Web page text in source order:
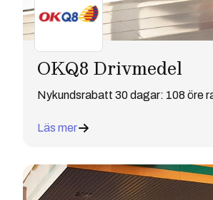
OKQ8 Drivmedel
Nykundsrabatt 30 dagar: 108 öre
Läs mer